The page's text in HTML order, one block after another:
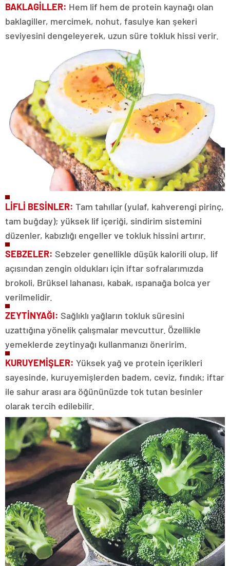
BAKLAGİLLER: Hem lif hem de protein kaynağı olan
baklagiller, mercimek, nohut, fasulye kan şekeri
seviyesini dengeleyerek, uzun süre tokluk hissi verir.
LİFLİ BESİNLER: Tam tahıllar (yulaf, kahverengi pirinç,
tam buğday); yüksek lif içeriği, sindirim sistemini
düzenler, kabızlığı engeller ve tokluk hissini artırır.
SEBZELER: Sebzeler genellikle düşük kalorili olup, lif
açısından zengin oldukları için iftar sofralarımızda
brokoli, Brüksel lahanası, kabak, ıspanağa bolca yer
verilmelidir.
ZEYTİNYAĞI: Sağlıklı yağların tokluk süresini
uzattığına yönelik çalışmalar mevcuttur. Özellikle
yemeklerde zeytinyağı kullanmanızı öneririm.
KURUYEMİŞLER: Yüksek yağ ve protein içerikleri
sayesinde, kuruyemişlerden badem, ceviz, fındık; iftar
ile sahur arası ara öğününüzde tok tutan besinler
olarak tercih edilebilir.